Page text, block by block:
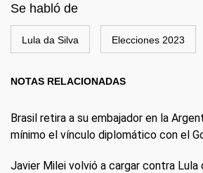
Se habló de
Lula da Silva Elecciones 2023
NOTAS RELACIONADAS
Brasil retira a su embajador en la
mínimo el vínculo diplomático con el
Javier Milei volvió a cargar contra Lula